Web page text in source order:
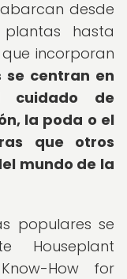
desde
hasta
incorporan
se centran en
cuidado de
la poda o el
que otros
mundo de la
populares se
Houseplant
How for